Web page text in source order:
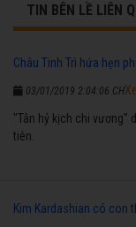
TIN BÊN LỀ LIÊN
Châu Tinh Trì hứa hẹn
03/01/2019 2:04:06 CH
"Tân hỷ kịch chi vương"
tiên.
Kim Kardashian có con